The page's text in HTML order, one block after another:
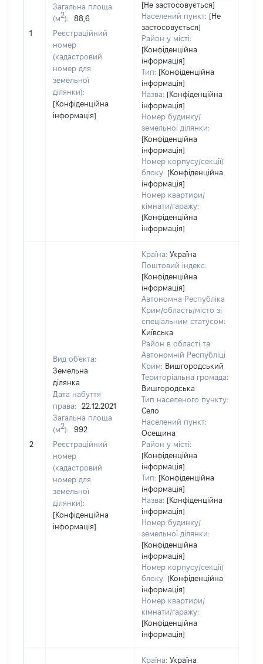
1
Загальна площа
(м2):
88,6
Реєстраційний
номер
(кадастровий
номер для
земельної
ділянки):
[Конфіденційна
інформація]
[Не застосовується]
Населений пункт: [Не
застосовується]
Район у місті:
[Конфіденційна
інформація]
Тип: [Конфіденційна
інформація]
Назва: [Конфіденційна
інформація]
Номер будинку/
земельної ділянки:
[Конфіденційна
інформація]
Номер корпусу/секції/
блоку: [Конфіденційна
інформація]
Номер квартири/
кімнати/гаражу:
[Конфіденційна
інформація]
2
Вид об'єкта:
Земельна
ділянка
Дата набуття
права:
22.12.2021
Загальна площа
(м2):
992
Реєстраційний
номер
(кадастровий
номер для
земельної
ділянки):
[Конфіденційна
інформація]
Країна: Україна
Поштовий індекс:
[Конфіденційна
інформація]
Автономна Республіка
Крим/область/місто зі
спеціальним статусом:
Київська
Район в області та
Автономній Республіці
Крим: Вишгородський
Територіальна громада:
Вишгородська
Тип населеного пункту:
Село
Населений пункт:
Осещина
Район у місті:
[Конфіденційна
інформація]
Тип: [Конфіденційна
інформація]
Назва: [Конфіденційна
інформація]
Номер будинку/
земельної ділянки:
[Конфіденційна
інформація]
Номер корпусу/секції/
блоку: [Конфіденційна
інформація]
Номер квартири/
кімнати/гаражу:
[Конфіденційна
інформація]
Країна: Україна